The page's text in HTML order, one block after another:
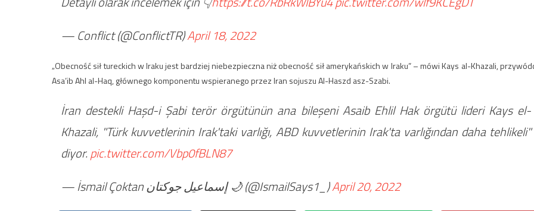
— Conflict (@ConflictTR)April 18, 2022
„Obecność sił tureckich w Iraku jest bardziej niebezpieczna niż obecność sił amerykańskich w Iraku” – mówi Kays al-Khazali,
Asa’ib Ahl al-Haq, głównego komponentu wspieranego przez Iran sojuszu Al-Haszd asz-Szabi.
İran destekli Haşd-i Şabi terör örgütünün ana bileşeni Asaib Ehlil Hak örgütü lideri Kays el-
Khazali, "Türk kuvvetlerinin Irak'taki varlığı, ABD kuvvetlerinin Irak'ta varlığından daha tehlikeli"
diyor.pic.twitter.com/Vbp0fBLN87
— İsmail Çoktan إسماعيل جوكتان 🌙 (@IsmailSays1_)April 20, 2022